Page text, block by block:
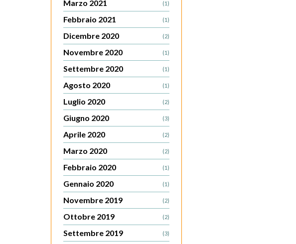
Marzo 2021 (1)
Febbraio 2021 (1)
Dicembre 2020 (2)
Novembre 2020 (1)
Settembre 2020 (1)
Agosto 2020 (1)
Luglio 2020 (2)
Giugno 2020 (3)
Aprile 2020 (2)
Marzo 2020 (2)
Febbraio 2020 (1)
Gennaio 2020 (1)
Novembre 2019 (2)
Ottobre 2019 (2)
Settembre 2019 (3)